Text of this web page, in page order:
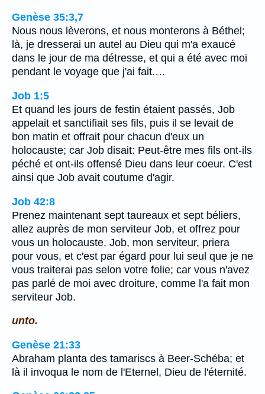
Genèse 35:3,7
Nous nous lèverons, et nous monterons à Béthel;
là, je dresserai un autel au Dieu qui m'a exaucé
dans le jour de ma détresse, et qui a été avec moi
pendant le voyage que j'ai fait.…
Job 1:5
Et quand les jours de festin étaient passés, Job
appelait et sanctifiait ses fils, puis il se levait de
bon matin et offrait pour chacun d'eux un
holocauste; car Job disait: Peut-être mes fils ont-ils
péché et ont-ils offensé Dieu dans leur coeur. C'est
ainsi que Job avait coutume d'agir.
Job 42:8
Prenez maintenant sept taureaux et sept béliers,
allez auprès de mon serviteur Job, et offrez pour
vous un holocauste. Job, mon serviteur, priera
pour vous, et c'est par égard pour lui seul que je ne
vous traiterai pas selon votre folie; car vous n'avez
pas parlé de moi avec droiture, comme l'a fait mon
serviteur Job.
unto.
Genèse 21:33
Abraham planta des tamariscs à Beer-Schéba; et
là il invoqua le nom de l'Eternel, Dieu de l'éternité.